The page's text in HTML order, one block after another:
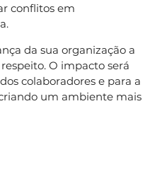
conflitos em
da sua organização a
O impacto será
colaboradores e para a
um ambiente mais